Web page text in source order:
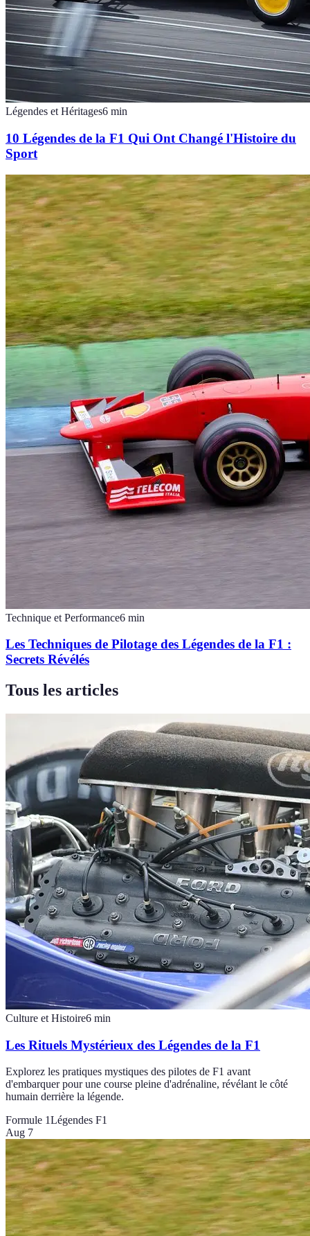
Légendes et Héritages6 min
10 Légendes de la F1 Qui Ont Changé l'Histoire du
Sport
Technique et Performance6 min
Les Techniques de Pilotage des Légendes de la F1 :
Secrets Révélés
Tous les articles
Culture et Histoire6 min
Les Rituels Mystérieux des Légendes de la F1
Explorez les pratiques mystiques des pilotes de F1 avant
d'embarquer pour une course pleine d'adrénaline, révélant le côté
humain derrière la légende.
Formule 1Légendes F1
Aug 7